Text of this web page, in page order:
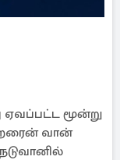
மூன்று
வான்